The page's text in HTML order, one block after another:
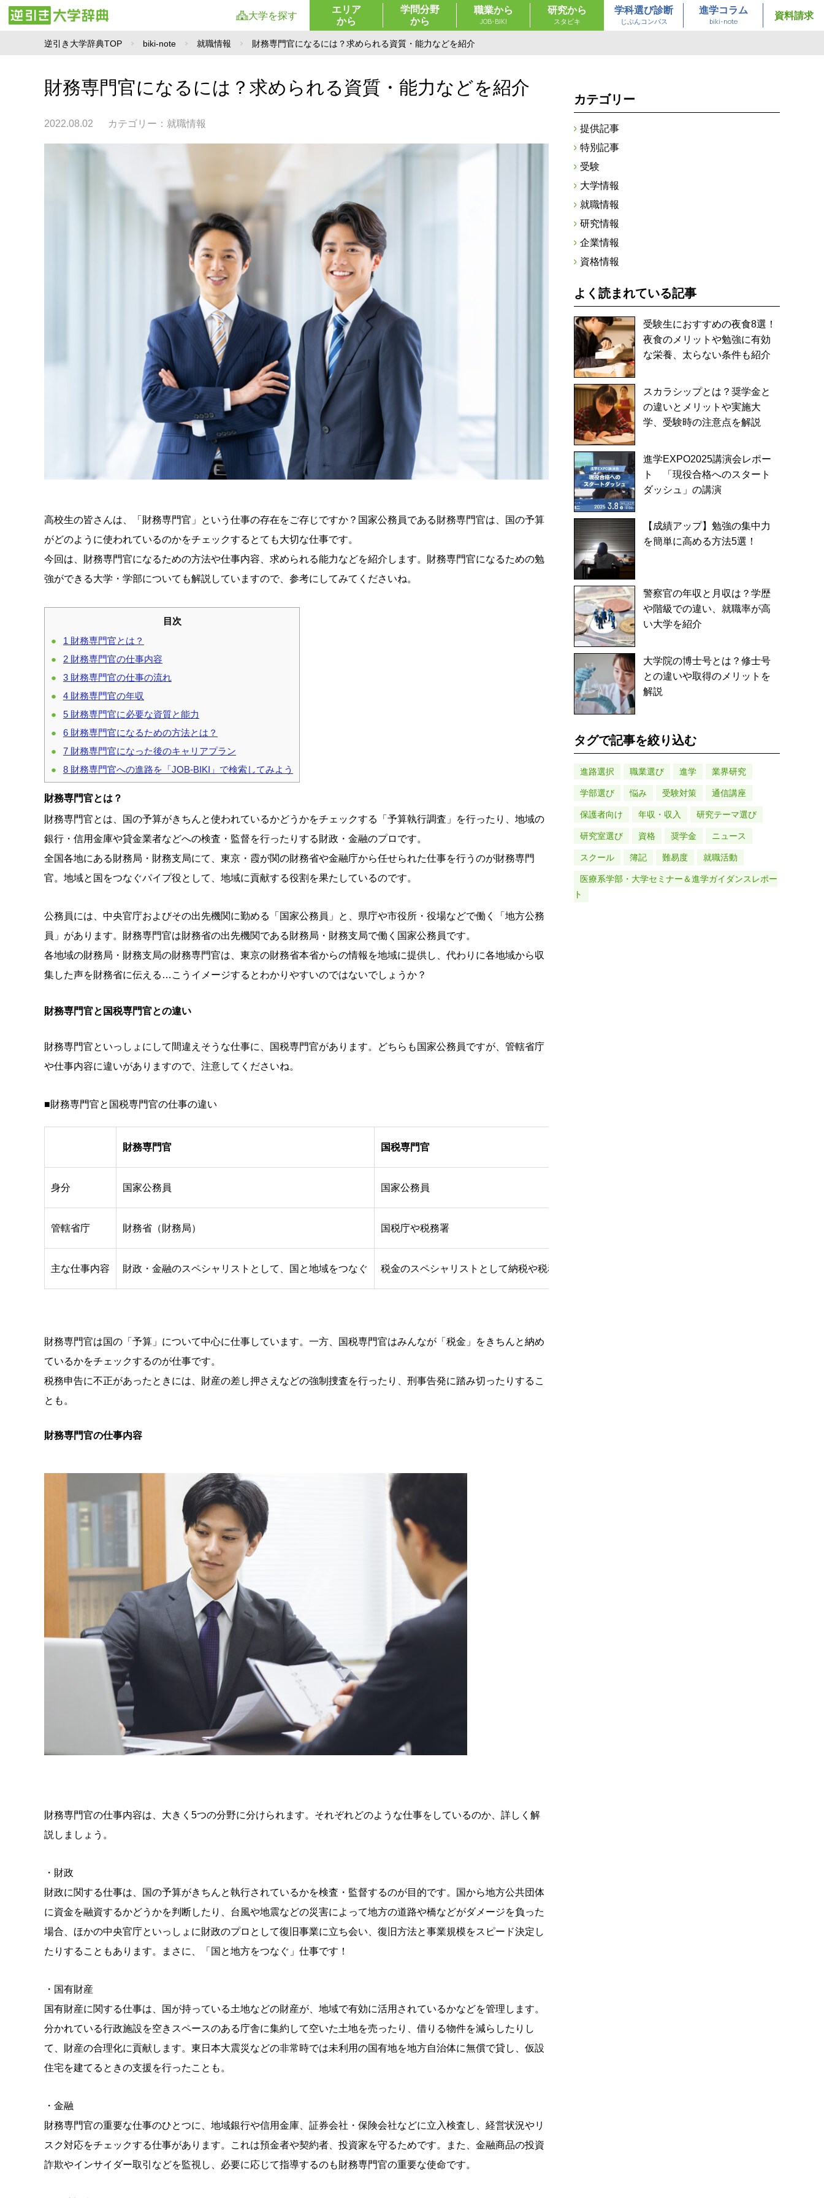
大学を探す
エリア
から
学問分野
から
職業から
JOB-BIKI
研究から
スタビキ
学科選び診断
じぶんコンパス
進学コラム
biki-note
資料請求
逆引き大学辞典TOP biki-note 就職情報 財務専門官になるには？求められる資質・能力などを紹介
財務専門官になるには？求められる資質・能力などを紹介
2022.08.02 カテゴリー： 就職情報
高校生の皆さんは、「財務専門官」という仕事の存在をご存じですか？国家公務員である財務専門官は、国の予算
がどのように使われているのかをチェックするとても大切な仕事です。
今回は、財務専門官になるための方法や仕事内容、求められる能力などを紹介します。財務専門官になるための勉
強ができる大学・学部についても解説していますので、参考にしてみてくださいね。
目次
1 財務専門官とは？
2 財務専門官の仕事内容
3 財務専門官の仕事の流れ
4 財務専門官の年収
5 財務専門官に必要な資質と能力
6 財務専門官になるための方法とは？
7 財務専門官になった後のキャリアプラン
8 財務専門官への進路を「JOB-BIKI」で検索してみよう
財務専門官とは？
財務専門官とは、国の予算がきちんと使われているかどうかをチェックする「予算執行調査」を行ったり、地域の
銀行・信用金庫や貸金業者などへの検査・監督を行ったりする財政・金融のプロです。
全国各地にある財務局・財務支局にて、東京・霞が関の財務省や金融庁から任せられた仕事を行うのが財務専門
官。地域と国をつなぐパイプ役として、地域に貢献する役割を果たしているのです。
公務員には、中央官庁およびその出先機関に勤める「国家公務員」と、県庁や市役所・役場などで働く「地方公務
員」があります。財務専門官は財務省の出先機関である財務局・財務支局で働く国家公務員です。
各地域の財務局・財務支局の財務専門官は、東京の財務省本省からの情報を地域に提供し、代わりに各地域から収
集した声を財務省に伝える…こうイメージするとわかりやすいのではないでしょうか？
財務専門官と国税専門官との違い
財務専門官といっしょにして間違えそうな仕事に、国税専門官があります。どちらも国家公務員ですが、管轄省庁
や仕事内容に違いがありますので、注意してくださいね。
■財務専門官と国税専門官の仕事の違い
財務専門官 国税専門官
身分 国家公務員 国家公務員
管轄省庁 財務省（財務局） 国税庁や税務署
主な仕事内容 財政・金融のスペシャリストとして、国と地域をつなぐ 税金のスペシャリストとして納税や税務申告に関する調査を行う
財務専門官は国の「予算」について中心に仕事しています。一方、国税専門官はみんなが「税金」をきちんと納め
ているかをチェックするのが仕事です。
税務申告に不正があったときには、財産の差し押さえなどの強制捜査を行ったり、刑事告発に踏み切ったりするこ
とも。
財務専門官の仕事内容
財務専門官の仕事内容は、大きく5つの分野に分けられます。それぞれどのような仕事をしているのか、詳しく解
説しましょう。
・財政
財政に関する仕事は、国の予算がきちんと執行されているかを検査・監督するのが目的です。国から地方公共団体
に資金を融資するかどうかを判断したり、台風や地震などの災害によって地方の道路や橋などがダメージを負った
場合、ほかの中央官庁といっしょに財政のプロとして復旧事業に立ち会い、復旧方法と事業規模をスピード決定し
たりすることもあります。まさに、「国と地方をつなぐ」仕事です！
・国有財産
国有財産に関する仕事は、国が持っている土地などの財産が、地域で有効に活用されているかなどを管理します。
分かれている行政施設を空きスペースのある庁舎に集約して空いた土地を売ったり、借りる物件を減らしたりし
て、財産の合理化に貢献します。東日本大震災などの非常時では未利用の国有地を地方自治体に無償で貸し、仮設
住宅を建てるときの支援を行ったことも。
・金融
財務専門官の重要な仕事のひとつに、地域銀行や信用金庫、証券会社・保険会社などに立入検査し、経営状況やリ
スク対応をチェックする仕事があります。これは預金者や契約者、投資家を守るためです。また、金融商品の投資
詐欺やインサイダー取引などを監視し、必要に応じて指導するのも財務専門官の重要な使命です。
カテゴリー
提供記事
特別記事
受験
大学情報
就職情報
研究情報
企業情報
資格情報
よく読まれている記事
受験生におすすめの夜食8選！
夜食のメリットや勉強に有効
な栄養、太らない条件も紹介
スカラシップとは？奨学金と
の違いとメリットや実施大
学、受験時の注意点を解説
進学EXPO2025講演会レポー
ト 「現役合格へのスタート
ダッシュ」の講演
【成績アップ】勉強の集中力
を簡単に高める方法5選！
警察官の年収と月収は？学歴
や階級での違い、就職率が高
い大学を紹介
大学院の博士号とは？修士号
との違いや取得のメリットを
解説
タグで記事を絞り込む
進路選択 職業選び 進学 業界研究
学部選び 悩み 受験対策 通信講座
保護者向け 年収・収入 研究テーマ選び
研究室選び 資格 奨学金 ニュース
スクール 簿記 難易度 就職活動
医療系学部・大学セミナー＆進学ガイダンスレポー
ト